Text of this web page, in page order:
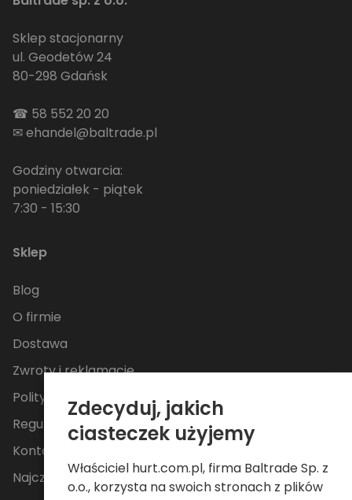
Sklep stacjonarny
ul. Geodetów 24
80-298 Gdańsk
☎ 58 552 20 20
✉ehandel@baltrade.pl
Godziny otwarcia:
poniedziałek - piątek
7:30 - 15:30
Sklep
Blog
O firmie
Dostawa
Zwroty i reklamacje
Polityka Prywatności
Regulamin
Kontakt
Najczęściej zadawane pytania
Zdecyduj, jakich
ciasteczek użyjemy
Właściciel hurt.com.pl, firma Baltrade Sp. z
o.o., korzysta na swoich stronach z plików